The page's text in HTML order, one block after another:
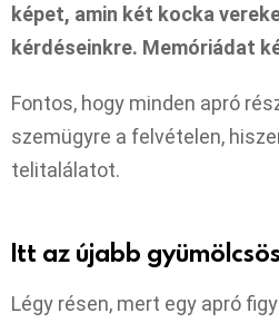
képet, amin két kocka
kérdéseinkre. Memóriádat
Fontos, hogy minden apró
szemügyre a felvételen,
telitalálatot.
Itt az újabb
Légy résen, mert egy apró